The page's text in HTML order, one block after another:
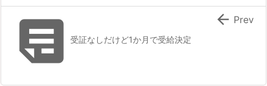
受証なしだけど1か月で受給決定
 Prev